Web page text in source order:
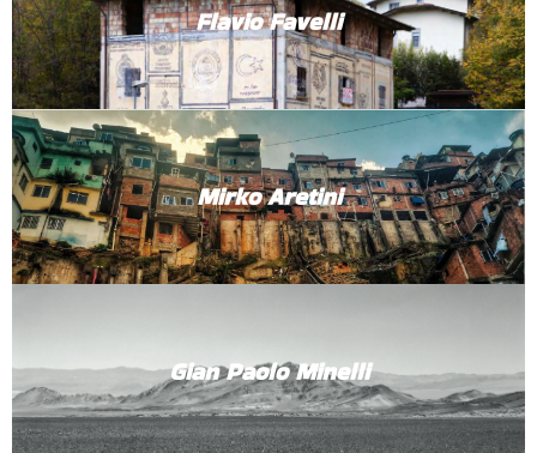
Flavio Favelli
Mirko Aretini
Gian Paolo Minelli